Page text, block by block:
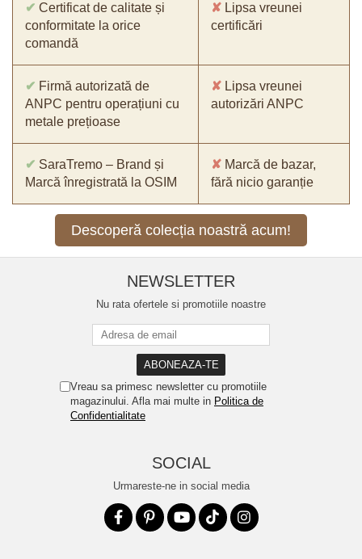
✔ Certificat de calitate și
conformitate la orice
comandă
✘ Lipsa vreunei
certificări
✔ Firmă autorizată de
ANPC pentru operațiuni cu
metale prețioase
✘ Lipsa vreunei
autorizări ANPC
✔ SaraTremo – Brand și
Marcă înregistrată la OSIM
✘ Marcă de bazar,
fără nicio garanție
Descoperă colecția noastră acum!
NEWSLETTER
Nu rata ofertele si promotiile noastre
Vreau sa primesc newsletter cu promotiile
magazinului. Afla mai multe in Politica de
Confidentialitate
SOCIAL
Urmareste-ne in social media